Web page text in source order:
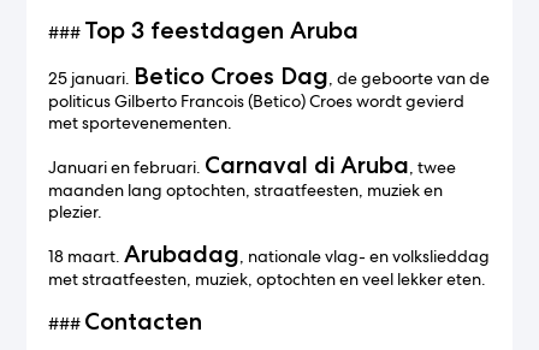
### Top 3 feestdagen Aruba
25 januari. Betico Croes Dag, de geboorte van de
politicus Gilberto Francois (Betico) Croes wordt gevierd
met sportevenementen.
Januari en februari. Carnaval di Aruba, twee
maanden lang optochten, straatfeesten, muziek en
plezier.
18 maart.Arubadag, nationale vlag- en volkslieddag
met straatfeesten, muziek, optochten en veel lekker eten.
### Contacten